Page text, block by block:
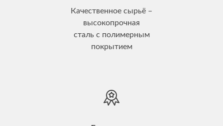
Качественное сырьё –
высокопрочная
сталь с полимерным
покрытием